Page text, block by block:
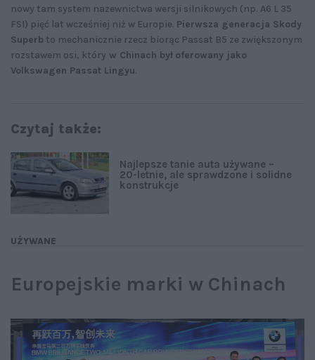
nowy tam system nazewnictwa wersji silnikowych (np. A6 L 35
FSI) pięć lat wcześniej niż w Europie. Pierwsza generacja Skody
Superb to mechanicznie rzecz biorąc Passat B5 ze zwiększonym
rozstawem osi, który w Chinach był oferowany jako
Volkswagen Passat Lingyu.
Czytaj także:
UŻYWANE
Najlepsze tanie auta używane –
20-letnie, ale sprawdzone i solidne
konstrukcje
Europejskie marki w Chinach